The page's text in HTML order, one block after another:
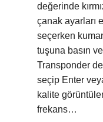
değerinde
çanak ayarları
seçerken
tuşuna basın
Transponder
seçip Enter
kalite
frekans…